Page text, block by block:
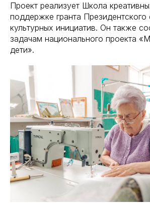
Проект реализует Школа
поддержке гранта
культурных инициатив. Он также
задачам национального проекта
дети».